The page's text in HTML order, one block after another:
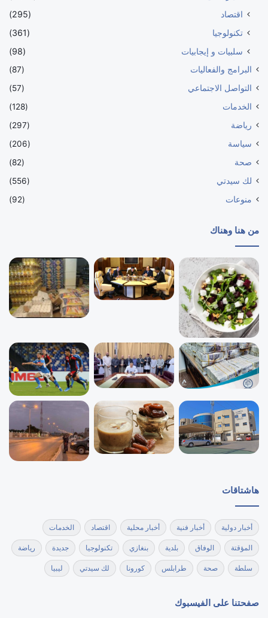
اقتصاد
(295)
تكنولوجيا
(361)
سلبيات و إيجابيات
(98)
البرامج والفعاليات
(87)
التواصل الاجتماعي
(57)
الخدمات
(128)
رياضة
(297)
سياسة
(206)
صحة
(82)
لك سيدتي
(556)
منوعات
(92)
من هنا وهناك
هاشتاقات
أخبار دولية أخبار فنية أخبار محلية اقتصاد الخدمات
المؤقتة الوفاق بلدية بنغازي تكنولوجيا جديدة رياضة
سلطة صحة طرابلس كورونا لك سيدتي ليبيا
صفحتنا على الفيسبوك